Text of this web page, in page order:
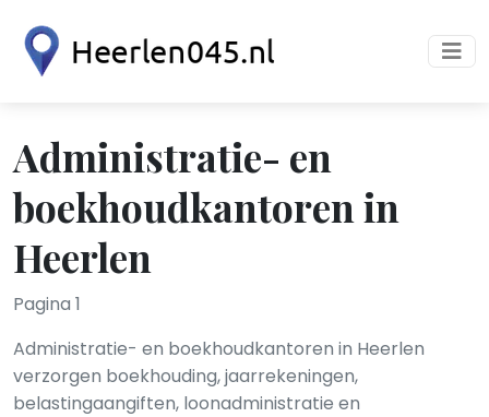
Administratie- en
boekhoudkantoren in
Heerlen
Pagina 1
Administratie- en boekhoudkantoren in Heerlen
verzorgen boekhouding, jaarrekeningen,
belastingaangiften, loonadministratie en